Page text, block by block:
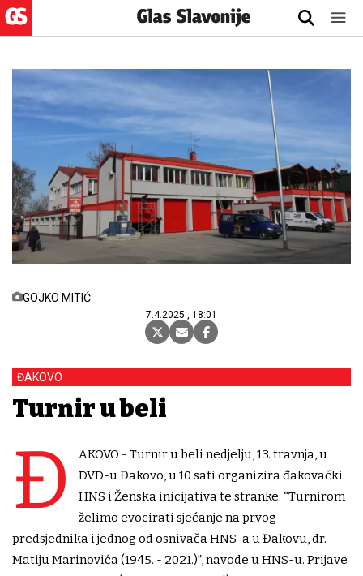
GOJKO MITIĆ
7.4.2025., 18:01
ĐAKOVO
Turnir u beli
Đ
AKOVO - Turnir u beli nedjelju, 13. travnja, u
DVD-u Đakovo, u 10 sati organizira đakovački
HNS i Ženska inicijativa te stranke. “Turnirom
želimo evocirati sjećanje na prvog
predsjednika i jednog od osnivača HNS-a u Đakovu, dr.
Matiju Marinovića (1945. - 2021.)”, navode u HNS-u. Prijave